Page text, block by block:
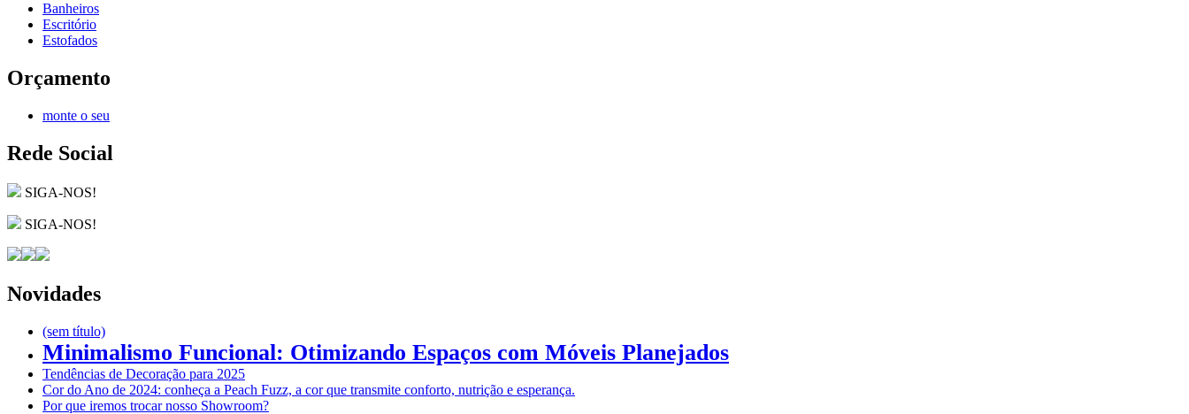
Banheiros
Escritório
Estofados
Orçamento
monte o seu
Rede Social
SIGA-NOS!
SIGA-NOS!
Novidades
(sem título)
Minimalismo Funcional: Otimizando Espaços com Móveis Planejados
Tendências de Decoração para 2025
Cor do Ano de 2024: conheça a Peach Fuzz, a cor que transmite conforto, nutrição e esperança.
Por que iremos trocar nosso Showroom?